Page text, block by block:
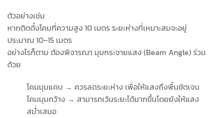
ตัวอย่างเช่น
หากติดตั้งโคมที่ความสูง 10 เมตร ระยะห่างที่เหมาะสมจะอยู่
ประมาณ 10–15 เมตร
อย่างไรก็ตาม ต้องพิจารณา มุมกระจายแสง (Beam Angle) ร่วม
ด้วย
โคมมุมแคบ → ควรลดระยะห่าง เพื่อให้แสงถึงพื้นชัดเจน
โคมมุมกว้าง → สามารถเว้นระยะได้มากขึ้นโดยยังให้แสง
สม่ำเสมอ